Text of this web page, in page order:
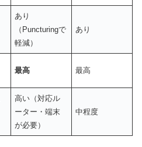
あり
（Puncturingで
軽減）
あり
最高 最高
高い（対応ル
ーター・端末
が必要）
中程度